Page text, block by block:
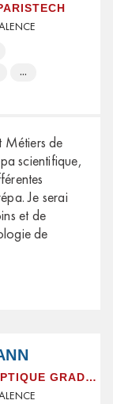
...
Métiers de
scientifique,
Je serai
et de
de
INSTITUT D'OPTIQUE GRADUATE SCHOOL